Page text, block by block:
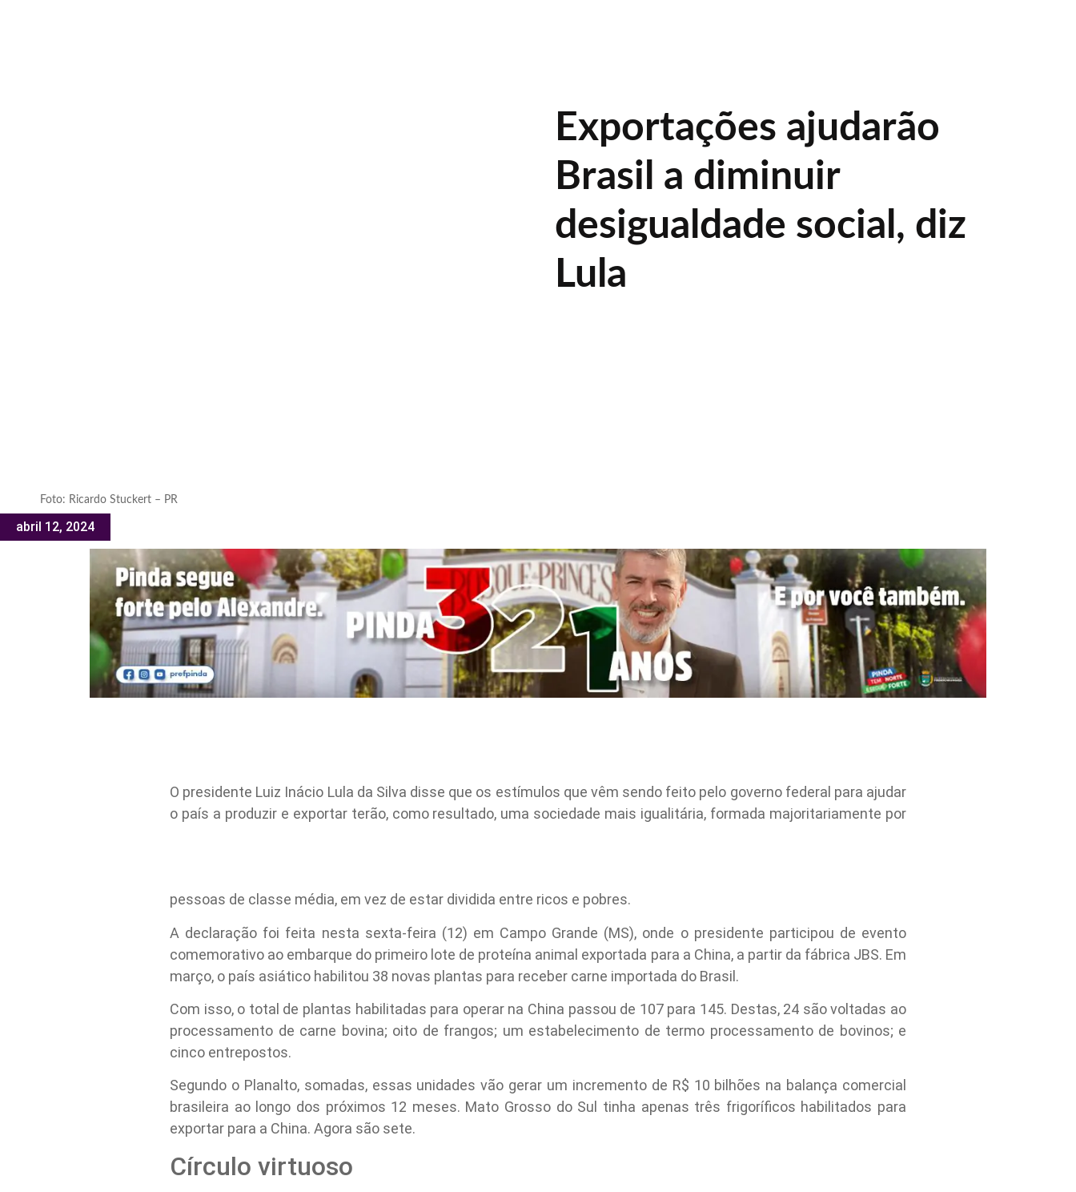
Foto: Ricardo Stuckert – PR
abril 12, 2024
Exportações ajudarão
Brasil a diminuir
desigualdade social, diz
Lula
O presidente Luiz Inácio Lula da Silva disse que os estímulos que vêm sendo feito pelo governo federal para ajudar
o país a produzir e exportar terão, como resultado, uma sociedade mais igualitária, formada majoritariamente por
pessoas de classe média, em vez de estar dividida entre ricos e pobres.
A declaração foi feita nesta sexta-feira (12) em Campo Grande (MS), onde o presidente participou de evento
comemorativo ao embarque do primeiro lote de proteína animal exportada para a China, a partir da fábrica JBS. Em
março, o país asiático habilitou 38 novas plantas para receber carne importada do Brasil.
Com isso, o total de plantas habilitadas para operar na China passou de 107 para 145. Destas, 24 são voltadas ao
processamento de carne bovina; oito de frangos; um estabelecimento de termo processamento de bovinos; e
cinco entrepostos.
Segundo o Planalto, somadas, essas unidades vão gerar um incremento de R$ 10 bilhões na balança comercial
brasileira ao longo dos próximos 12 meses. Mato Grosso do Sul tinha apenas três frigoríficos habilitados para
exportar para a China. Agora são sete.
Círculo virtuoso